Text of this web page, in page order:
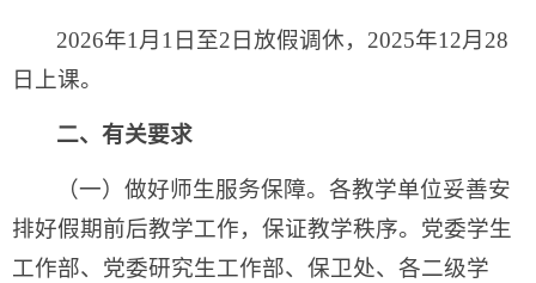
2026年1月1日至2日放假调休，2025年12月28
日上课。
二、有关要求
（一）做好师生服务保障。各教学单位妥善安
排好假期前后教学工作，保证教学秩序。党委学生
工作部、党委研究生工作部、保卫处、各二级学